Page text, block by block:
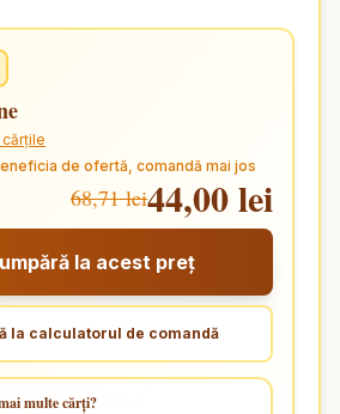
de ofertă, comandă mai jos
68,71 lei44,00 lei
la acest preț
la calculatorul de comandă
multe cărți?